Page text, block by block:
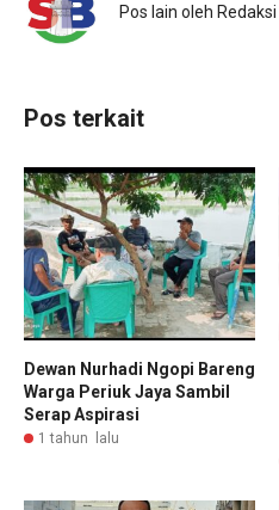
Pos lain oleh Redaksi
Pos terkait
Dewan Nurhadi Ngopi Bareng
Warga Periuk Jaya Sambil
Serap Aspirasi
1 tahun lalu